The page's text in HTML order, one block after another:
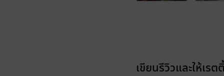
เขียนรีวิวและให้เรต